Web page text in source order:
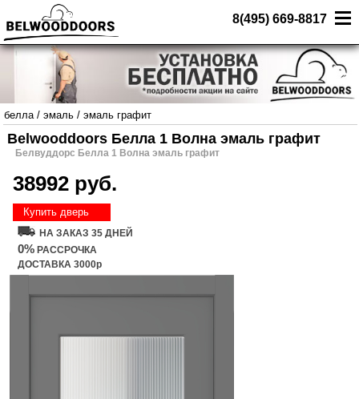
8(495) 669-8817
белла/ эмаль / эмаль графит
Belwooddoors Белла 1 Волна эмаль графит
Белвуддорс Белла 1 Волна эмаль графит
38992 руб.
Купить дверь
НА ЗАКАЗ 35 ДНЕЙ
0% РАССРОЧКА
ДОСТАВКА 3000р